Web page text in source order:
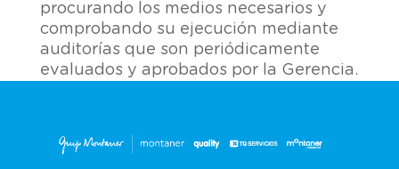
procurando los medios necesarios y
comprobando su ejecución mediante
auditorías que son periódicamente
evaluados y aprobados por la Gerencia.